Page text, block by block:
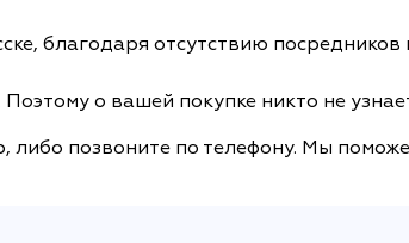
благодаря отсутствию
о вашей покупке никто не
позвоните по телефону. Мы